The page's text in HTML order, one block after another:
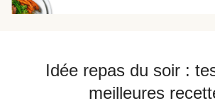
Idée repas du soir :
meilleures